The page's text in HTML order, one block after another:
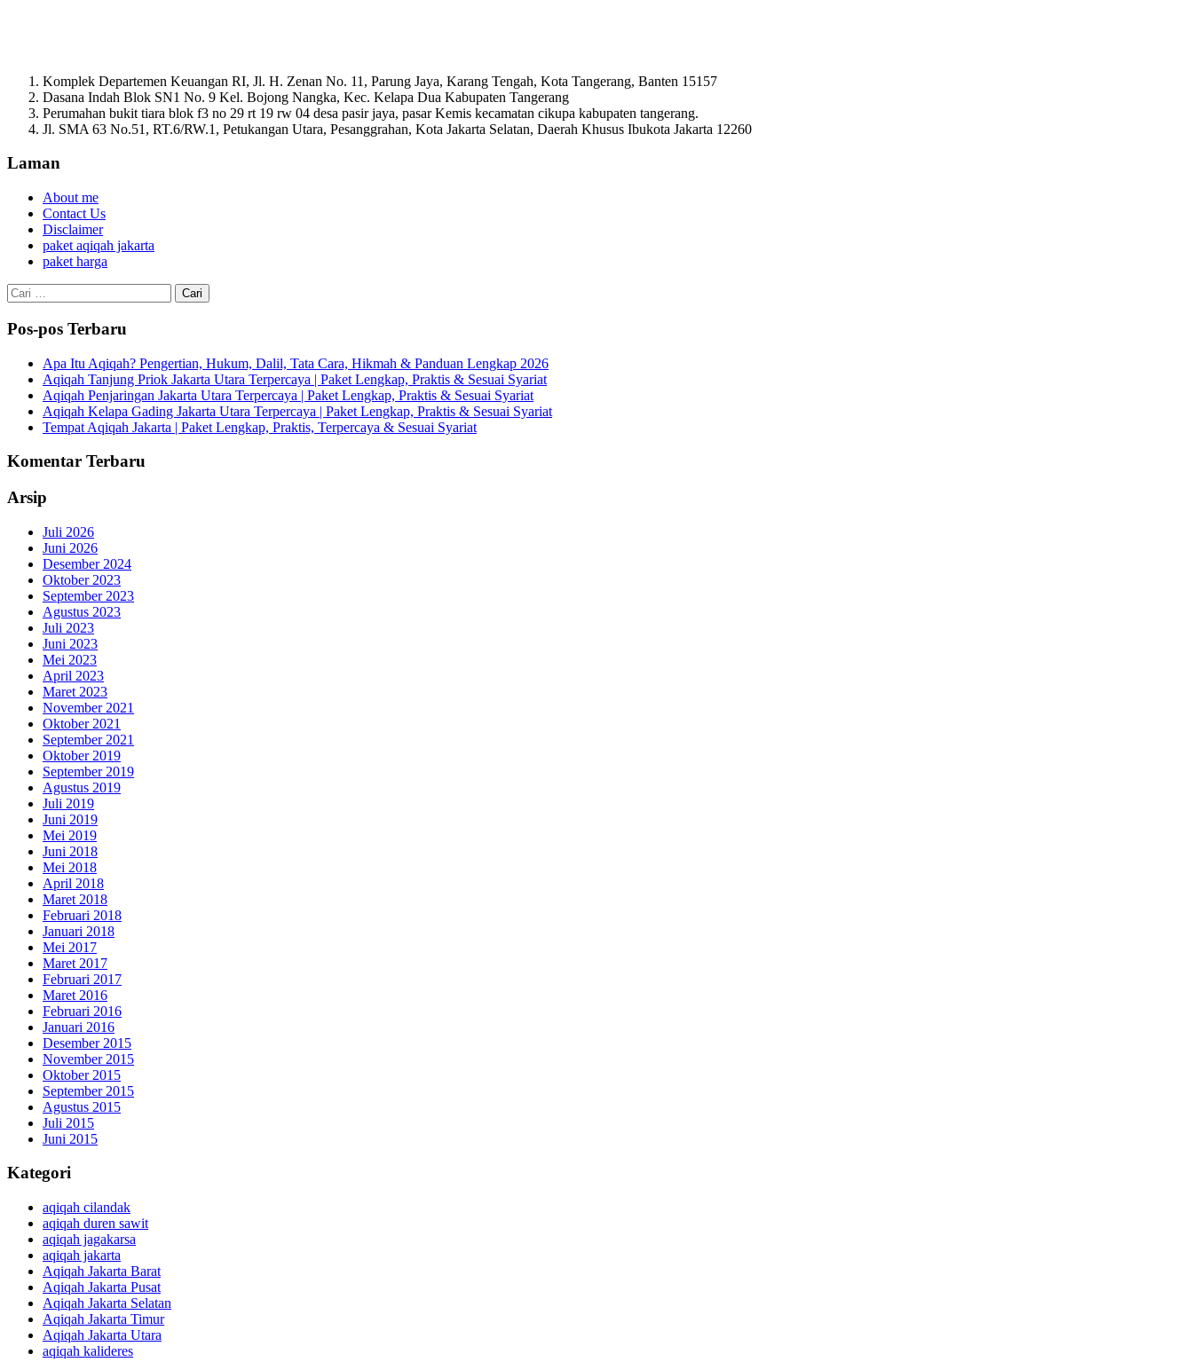
Komplek Departemen Keuangan RI, Jl. H. Zenan No. 11, Parung Jaya, Karang Tengah, Kota Tangerang, Banten 15157
Dasana Indah Blok SN1 No. 9 Kel. Bojong Nangka, Kec. Kelapa Dua Kabupaten Tangerang
Perumahan bukit tiara blok f3 no 29 rt 19 rw 04 desa pasir jaya, pasar Kemis kecamatan cikupa kabupaten tangerang.
Jl. SMA 63 No.51, RT.6/RW.1, Petukangan Utara, Pesanggrahan, Kota Jakarta Selatan, Daerah Khusus Ibukota Jakarta 12260
Laman
About me
Contact Us
Disclaimer
paket aqiqah jakarta
paket harga
Cari
untuk:
Pos-pos Terbaru
Apa Itu Aqiqah? Pengertian, Hukum, Dalil, Tata Cara, Hikmah & Panduan Lengkap 2026
Aqiqah Tanjung Priok Jakarta Utara Terpercaya | Paket Lengkap, Praktis & Sesuai Syariat
Aqiqah Penjaringan Jakarta Utara Terpercaya | Paket Lengkap, Praktis & Sesuai Syariat
Aqiqah Kelapa Gading Jakarta Utara Terpercaya | Paket Lengkap, Praktis & Sesuai Syariat
Tempat Aqiqah Jakarta | Paket Lengkap, Praktis, Terpercaya & Sesuai Syariat
Komentar Terbaru
Arsip
Juli 2026
Juni 2026
Desember 2024
Oktober 2023
September 2023
Agustus 2023
Juli 2023
Juni 2023
Mei 2023
April 2023
Maret 2023
November 2021
Oktober 2021
September 2021
Oktober 2019
September 2019
Agustus 2019
Juli 2019
Juni 2019
Mei 2019
Juni 2018
Mei 2018
April 2018
Maret 2018
Februari 2018
Januari 2018
Mei 2017
Maret 2017
Februari 2017
Maret 2016
Februari 2016
Januari 2016
Desember 2015
November 2015
Oktober 2015
September 2015
Agustus 2015
Juli 2015
Juni 2015
Kategori
aqiqah cilandak
aqiqah duren sawit
aqiqah jagakarsa
aqiqah jakarta
Aqiqah Jakarta Barat
Aqiqah Jakarta Pusat
Aqiqah Jakarta Selatan
Aqiqah Jakarta Timur
Aqiqah Jakarta Utara
aqiqah kalideres